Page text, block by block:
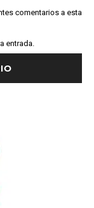
comentarios a esta
entrada.